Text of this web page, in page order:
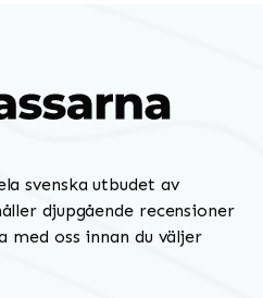
svenska utbudet av
djupgående recensioner
med oss innan du väljer